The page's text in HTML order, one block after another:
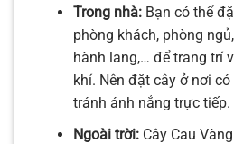
Trong nhà:Bạn có thể
phòng khách, phòng
hành lang,… để trang trí
khí. Nên đặt cây ở nơi
tránh ánh nắng trực tiếp.
Ngoài trời:Cây Cau